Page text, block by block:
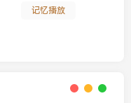
记忆播放